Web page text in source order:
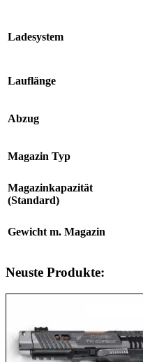
Ladesystem
Lauflänge
Abzug
Magazin Typ
Magazinkapazität
(Standard)
Gewicht m. Magazin
Neuste Produkte: